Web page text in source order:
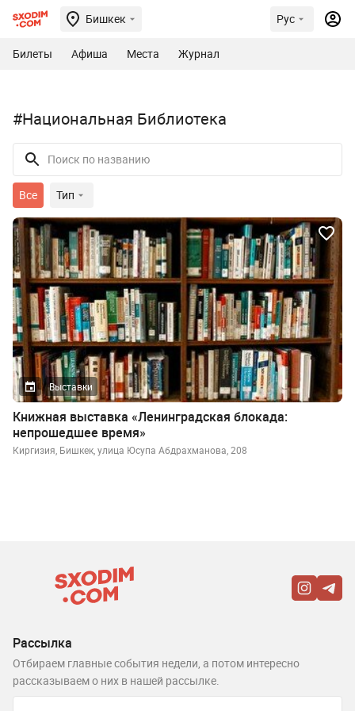
Бишкек Рус
Билеты Афиша Места Журнал
#Национальная Библиотека
Все Тип
Выставки
Книжная выставка «Ленинградская блокада:
непрошедшее время»
Киргизия, Бишкек, улица Юсупа Абдрахманова, 208
Рассылка
Отбираем главные события недели, а потом интересно
рассказываем о них в нашей рассылке.